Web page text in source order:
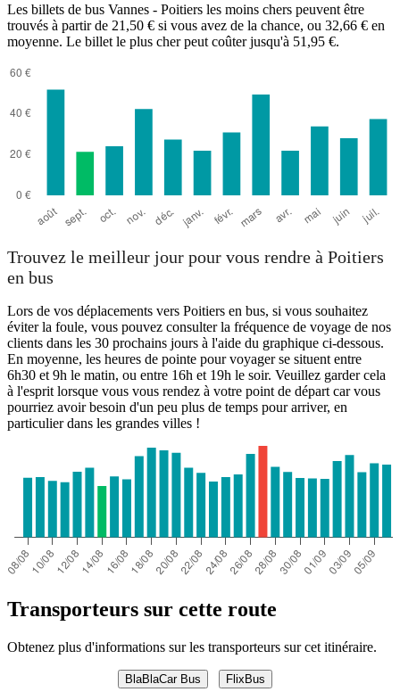
Les billets de bus Vannes - Poitiers les moins chers peuvent être
trouvés à partir de 21,50 € si vous avez de la chance, ou 32,66 € en
moyenne. Le billet le plus cher peut coûter jusqu'à 51,95 €.
Trouvez le meilleur jour pour vous rendre à Poitiers
en bus
Lors de vos déplacements vers Poitiers en bus, si vous souhaitez
éviter la foule, vous pouvez consulter la fréquence de voyage de nos
clients dans les 30 prochains jours à l'aide du graphique ci-dessous.
En moyenne, les heures de pointe pour voyager se situent entre
6h30 et 9h le matin, ou entre 16h et 19h le soir. Veuillez garder cela
à l'esprit lorsque vous vous rendez à votre point de départ car vous
pourriez avoir besoin d'un peu plus de temps pour arriver, en
particulier dans les grandes villes !
Transporteurs sur cette route
Obtenez plus d'informations sur les transporteurs sur cet itinéraire.
BlaBlaCar Bus FlixBus